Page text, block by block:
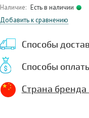
Наличие: Есть в наличии
Добавить к сравнению
Способы
Способы
Страна